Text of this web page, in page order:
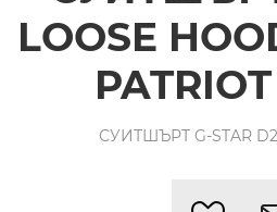
LOOSE
СУИТШЪРТ G-STAR